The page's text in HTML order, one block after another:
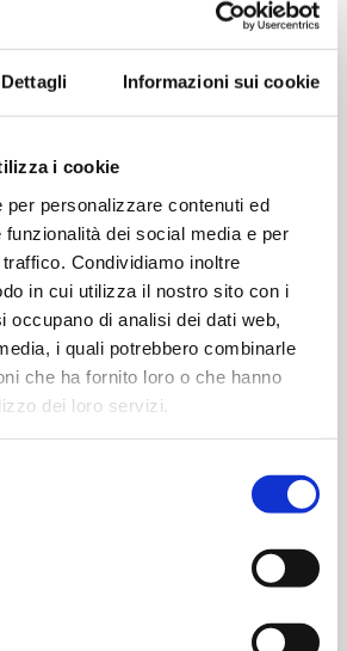
Dettagli Informazioni sui cookie
i cookie
personalizzare contenuti ed
dei social media e per
Condividiamo inoltre
in cui utilizza il nostro sito con i
occupano di analisi dei dati web,
i quali potrebbero combinarle
che ha fornito loro o che hanno
dei loro servizi.
erfolgen. Diese Güter müssen mit
Technologie sterilisiert worden
der Regel werden die Güter durch
Gamma-, Röntgen- oder
Gas (z. B. Ethylenoxid) sterilisiert.
Technologie hierfür ist
obwohl es auch
Der Vorteil ist, dass das
die Entwicklung qualifiziert werden
beständig ist. Darüber
der mikrobiellen Inaktivierung
als bei einem manuellen Verfahren.
können biologische
werden. Es ist wichtig, dass
das Dekontaminationsmittel
für Wasserstoffperoxiddampf)
Population aufweisen, um eine
von Zyklen ist die Kontrolle von
Biozidkonzentration und